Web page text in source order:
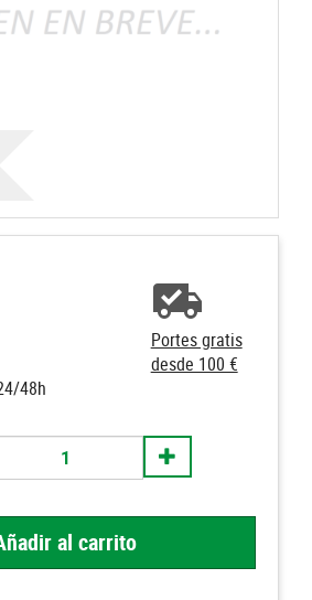
Portes gratis
desde 100 €
48h
al carrito